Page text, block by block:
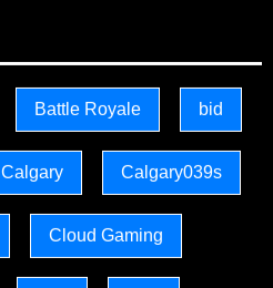
Battle Royale bid
Calgary Calgary039s
Cloud Gaming